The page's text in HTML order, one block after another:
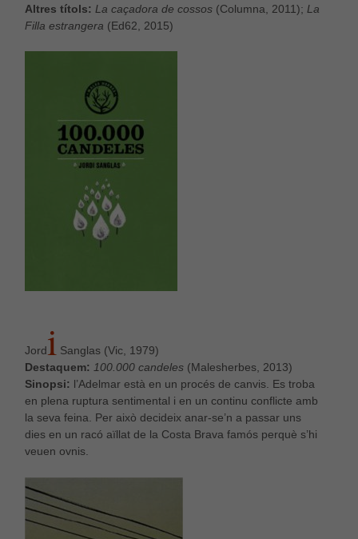
Altres títols: La caçadora de cossos(Columna, 2011); La
Filla estrangera (Ed62, 2015)
JordI Sanglas (Vic, 1979)
Destaquem: 100.000 candeles(Malesherbes, 2013)
Sinopsi: l’Adelmar està en un procés de canvis. Es troba
en plena ruptura sentimental i en un continu conflicte amb
la seva feina. Per això decideix anar-se’n a passar uns
dies en un racó aïllat de la Costa Brava famós perquè s’hi
veuen ovnis.